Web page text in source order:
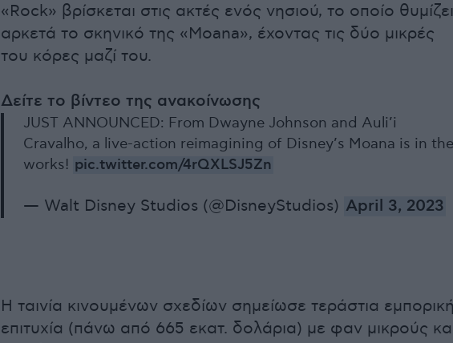
«Rock» βρίσκεται στις ακτές ενός νησιού, το οποίο θυμίζει
αρκετά το σκηνικό της «Moana», έχοντας τις δύο μικρές
του κόρες μαζί του.
Δείτε το βίντεο της ανακοίνωσης
JUST ANNOUNCED: From Dwayne Johnson and Auli’i
Cravalho, a live-action reimagining of Disney’s Moana is in the
works! pic.twitter.com/4rQXLSJ5Zn
— Walt Disney Studios (@DisneyStudios) April 3, 2023
Η ταινία κινουμένων σχεδίων σημείωσε τεράστια
επιτυχία (πάνω από 665 εκατ. δολάρια) με φαν μικρούς